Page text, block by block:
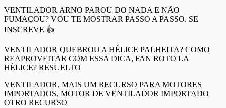
VENTILADOR ARNO PAROU DO NADA E NÃO
FUMAÇOU? VOU TE MOSTRAR PASSO A PASSO. SE
INSCREVE 👍
VENTILADOR QUEBROU A HÉLICE PALHEITA? COMO
REAPROVEITAR COM ESSA DICA, FAN ROTO LA
HÉLICE? RESUELTO
VENTILADOR, MAIS UM RECURSO PARA MOTORES
IMPORTADOS, MOTOR DE VENTILADOR IMPORTADO
OTRO RECURSO